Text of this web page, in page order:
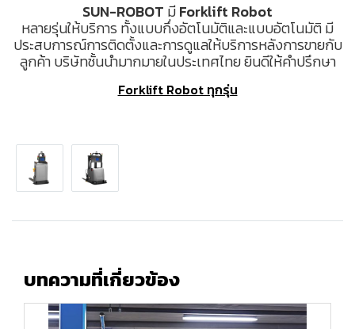
SUN-ROBOT มีForklift Robot
หลายรุ่นให้บริการ ทั้งแบบกึ่งอัตโนมัติและแบบอัตโนมัติ มี
ประสบการณ์การติดตั้งและการดูแลให้บริการหลังการขายกับ
ลูกค้า บริษัทชั้นนำมากมายในประเทศไทย ยินดีให้คำปรึกษา
Forklift Robot ทุกรุ่น
บทความที่เกี่ยวข้อง